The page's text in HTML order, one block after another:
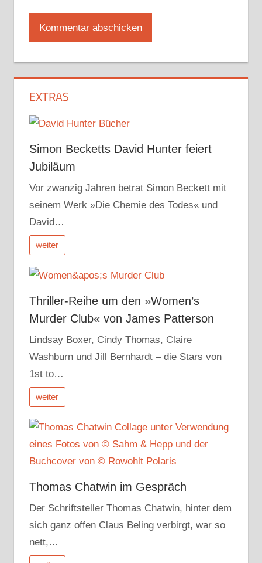
EXTRAS
Simon Becketts David Hunter feiert
Jubiläum
Vor zwanzig Jahren betrat Simon Beckett mit
seinem Werk »Die Chemie des Todes« und
David…
weiter
Thriller-Reihe um den »Women’s
Murder Club« von James Patterson
Lindsay Boxer, Cindy Thomas, Claire
Washburn und Jill Bernhardt – die Stars von
1st to…
weiter
Thomas Chatwin im Gespräch
Der Schriftsteller Thomas Chatwin, hinter dem
sich ganz offen Claus Beling verbirgt, war so
nett,…